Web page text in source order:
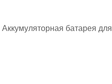
Аккумуляторная батарея